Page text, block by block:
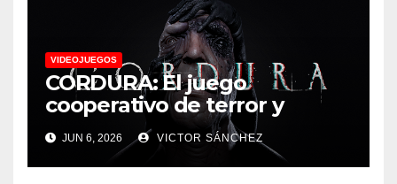
VIDEOJUEGOS
CORDURA: El juego
cooperativo de terror y
supervivencia AA presenta
su tráiler de jugabilidad en
Future Game Show
JUN 6, 2026 VICTOR SÁNCHEZ